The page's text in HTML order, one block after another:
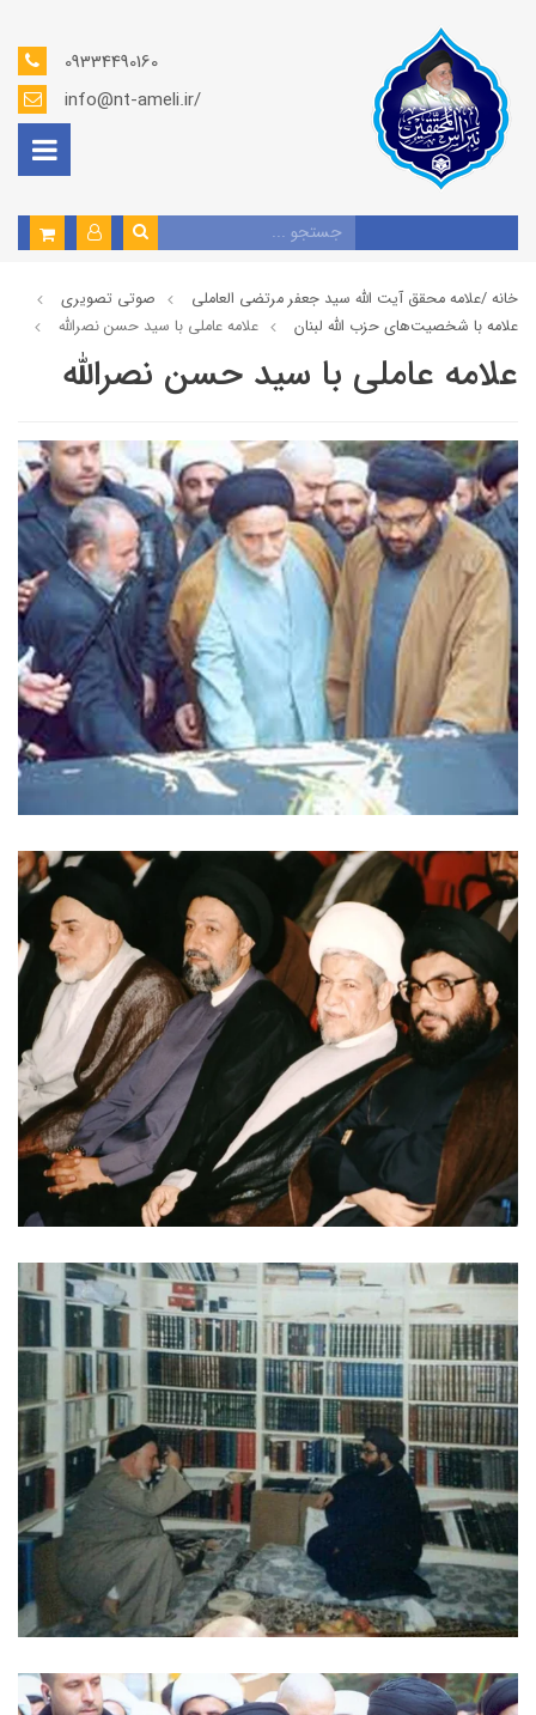
09334490160
info@nt-ameli.ir/
خانه /علامه محقق آیت الله سید جعفر مرتضی العاملی
صوتي تصويري
علامه با شخصیت‌های حزب الله لبنان
علامه عاملي با سيد حسن نصرالله
علامه عاملي با سيد حسن نصرالله